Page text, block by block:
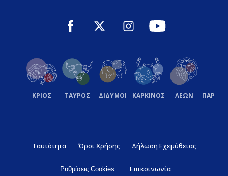
ΚΡΙΟΣ ΤΑΥΡΟΣ ΔΙΔΥΜΟΙ ΚΑΡΚΙΝΟΣ ΛΕΩΝ
Ταυτότητα Όροι Χρήσης Δήλωση Εχεμύθειας
Ρυθμίσεις Cookies Επικοινωνία